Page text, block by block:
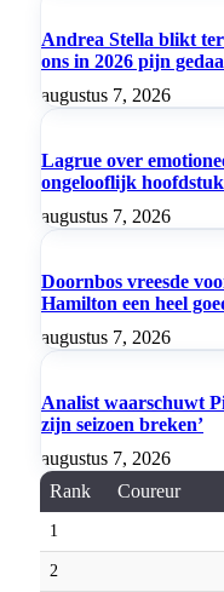
Andrea Stella blikt
ons in 2026 pijn
augustus 7, 2026
Lagrue over
ongelooflijk
augustus 7, 2026
Doornbos vreesde
Hamilton een heel
augustus 7, 2026
Analist waarschuwt
zijn seizoen breken’
augustus 7, 2026
Rank
Coureur
1
2